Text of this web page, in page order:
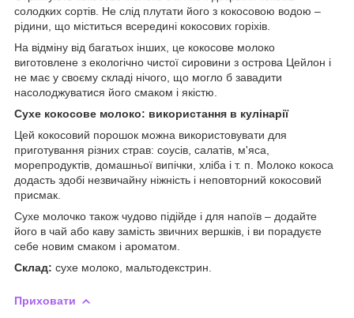
солодких сортів. Не слід плутати його з кокосовою водою –
рідини, що міститься всередині кокосових горіхів.
На відміну від багатьох інших, це кокосове молоко
виготовлене з екологічно чистої сировини з острова Цейлон і
не має у своєму складі нічого, що могло б завадити
насолоджуватися його смаком і якістю.
Сухе кокосове молоко: використання в кулінарії
Цей кокосовий порошок можна використовувати для
приготування різних страв: соусів, салатів, м'яса,
морепродуктів, домашньої випічки, хліба і т. п. Молоко кокоса
додасть здобі незвичайну ніжність і неповторний кокосовий
присмак.
Сухе молочко також чудово підійде і для напоїв – додайте
його в чай або каву замість звичних вершків, і ви порадуєте
себе новим смаком і ароматом.
Склад: сухе молоко, мальтодекстрин.
Приховати